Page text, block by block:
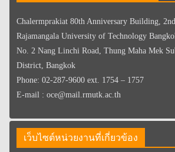
Chalermprakiat 80th Anniversary Building,
Rajamangala University of Technology
No. 2 Nang Linchi Road, Thung Maha Mek
District, Bangkok
Phone: 02-287-9600 ext. 1754 – 1757
E-mail : oce@mail.rmutk.ac.th
เว็บไซต์หน่วยงานที่เกี่ยวข้อง